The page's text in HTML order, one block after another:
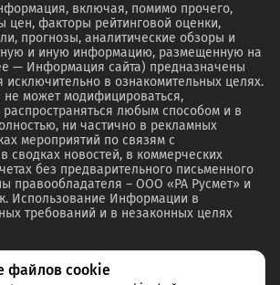
включая, помимо прочего,
цен, факторы рейтинговой оценки,
прогнозы, аналитические обзоры и
и иную информацию, размещенную на
— Информация сайта) предназначены
исключительно в ознакомительных целях.
может модифицироваться,
распространяться любым способом и в
ни частично в рекламных
мероприятий по связям с
сводках новостей, в коммерческих
без предварительного письменного
правообладателя – ООО «РА Русмет» и
Использование Информации в
требований и в незаконных целях
файлов cookie